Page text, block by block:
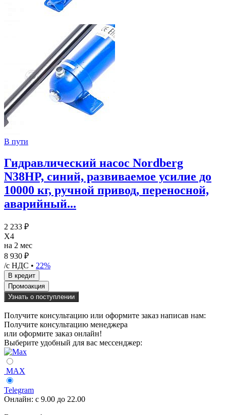
В пути
Гидравлический насос Nordberg
N38HP, синий, развиваемое усилие до
10000 кг, ручной привод, переносной,
аварийный...
2 233 ₽
X4
на 2 мес
8 930 ₽
/с НДС • 22%
Узнать о поступлении
Получите консультацию или оформите заказ написав нам:
Получите консультацию менеджера
или оформите заказ онлайн!
Выберите удобный для вас мессенджер:
MAX
Telegram
Онлайн: с 9.00 до 22.00